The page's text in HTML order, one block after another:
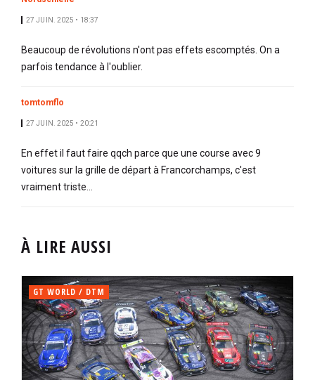
27 JUIN. 2025 • 18:37
Beaucoup de révolutions n'ont pas effets escomptés. On a
parfois tendance à l'oublier.
tomtomflo
27 JUIN. 2025 • 20:21
En effet il faut faire qqch parce que une course avec 9
voitures sur la grille de départ à Francorchamps, c'est
vraiment triste...
À LIRE AUSSI
GT WORLD / DTM